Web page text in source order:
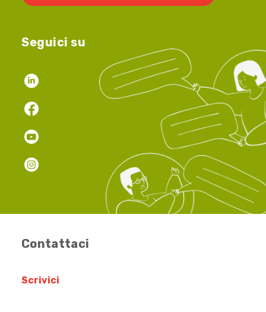
Seguici su
Contattaci
Scrivici